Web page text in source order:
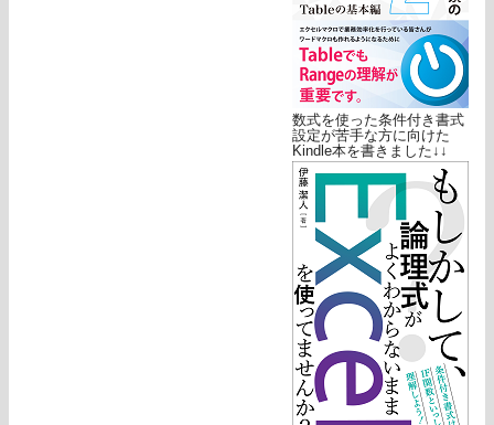
数式を使った条件付き書式
設定が苦手な方に向けた
Kindle本を書きました↓↓